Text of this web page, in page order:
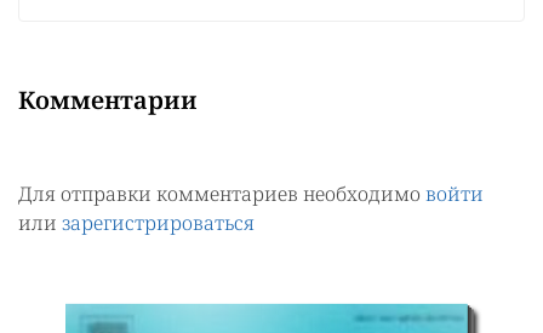
Комментарии
Для отправки комментариев необходимо войти
или зарегистрироваться